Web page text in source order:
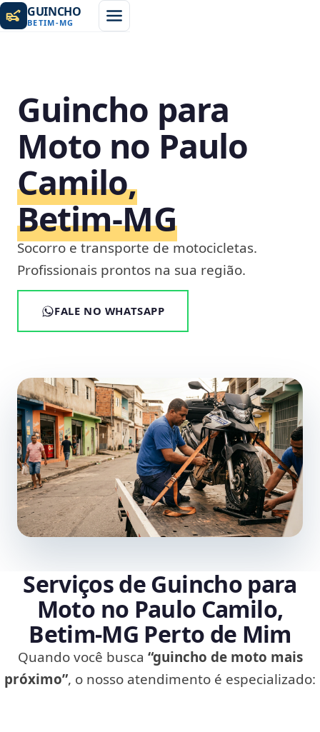
GUINCHO
BETIM-MG
Guincho para
Moto no Paulo
Camilo,
Betim‑MG
Socorro e transporte de motocicletas.
Profissionais prontos na sua região.
FALE NO WHATSAPP
Serviços de Guincho para
Moto no Paulo Camilo,
Betim‑MG Perto de Mim
Quando você busca “guincho de moto mais
próximo”, o nosso atendimento é especializado: